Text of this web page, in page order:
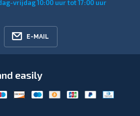
vrijdag 10:00 uur tot 17:00 uur
E-MAIL
easily